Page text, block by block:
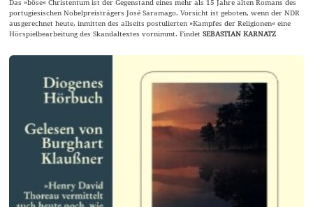
portugiesischen Nobelpreisträgers José Saramago. Vorsicht ist geboten, wenn der NDR
ausgerechnet heute, inmitten des allseits postulierten »Kampfes der Religionen« eine
Hörspielbearbeitung des Skandaltextes vornimmt. FindetSEBASTIAN KARNATZ